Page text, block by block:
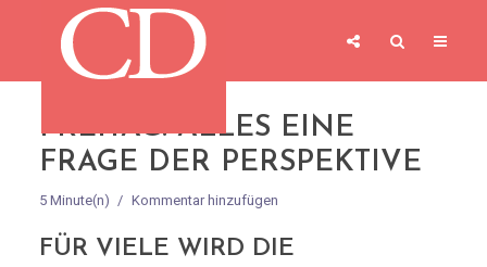
FREITAG: ALLES EINE
FRAGE DER PERSPEKTIVE
5 Minute(n) Kommentar hinzufügen
FÜR VIELE WIRD DIE